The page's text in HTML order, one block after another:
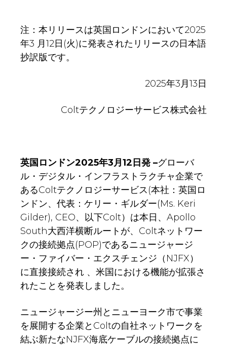
注：本リリースは英国ロンドンにおいて2025
年3 月12日(火)に発表されたリリースの日本語
抄訳版です。
2025年3月13日
Coltテクノロジーサービス株式会社
英国ロンドン2025年3月12日発 –グローバ
ル・デジタル・インフラストラクチャ企業で
あるColtテクノロジーサービス(本社：英国ロ
ンドン、代表：ケリー・ギルダー(Ms. Keri
Gilder), CEO、以下Colt）は本日、Apollo
South大西洋横断ルートが、Coltネットワー
クの接続拠点(POP)であるニュージャージ
ー・ファイバー・エクスチェンジ（NJFX）
に直接接続され 、米国における機能が拡張さ
れたことを発表しました。
ニュージャージー州とニューヨーク市で事業
を展開する企業とColtの自社ネットワークを
結ぶ新たなNJFX海底ケーブルの接続拠点に